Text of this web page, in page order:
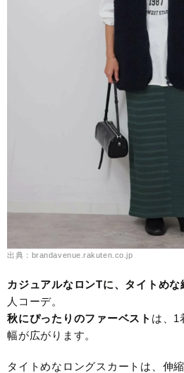
出典：brandavenue.rakuten.co.jp
カジュアルなロンTに、タイトめな
人コーデ。
秋にぴったりのファーベスト は、1
幅が広がります。
タイトめなロングスカートは、伸